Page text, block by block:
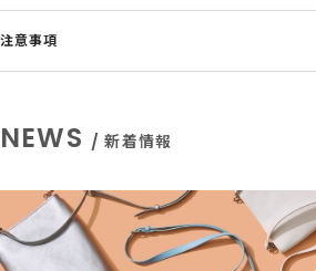
注意事項
NEWS / 新着情報